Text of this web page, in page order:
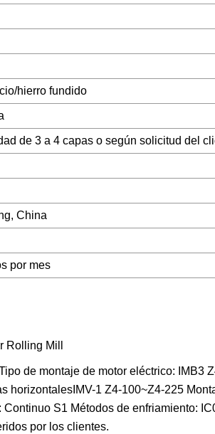
hierro fundido
de 3 a 4 capas o según solicitud del
China
por mes
de montaje de motor eléctrico: IMB3
horizontalesIMV-1 Z4-100~Z4-225
S1 Métodos de enfriamiento:
por los clientes.